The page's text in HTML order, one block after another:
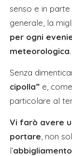
senso e in parte
generale, la
per ogni
meteorologica.
Senza
cipolla” e,
particolare al
Vi farò avere
portare , non
l’